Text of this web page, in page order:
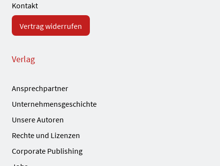
Kontakt
Vertrag widerrufen
Verlag
Ansprechpartner
Unternehmensgeschichte
Unsere Autoren
Rechte und Lizenzen
Corporate Publishing